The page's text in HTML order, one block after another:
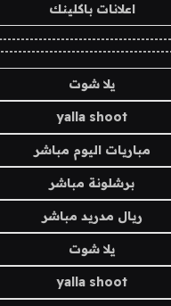
اعلانات باكلينك
يلا شوت
yalla shoot
مباريات اليوم مباشر
برشلونة مباشر
ريال مدريد مباشر
يلا شوت
yalla shoot